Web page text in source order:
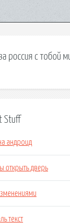
россия с тобой
Stuff
андроид
открыть дверь
текст